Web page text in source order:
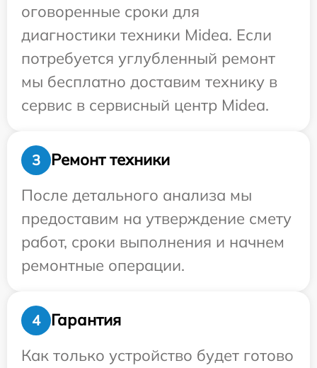
оговоренные сроки для
диагностики техники Midea. Если
потребуется углубленный ремонт
мы бесплатно доставим технику в
сервис в сервисный центр Midea.
3
Ремонт техники
После детального анализа мы
предоставим на утверждение смету
работ, сроки выполнения и начнем
ремонтные операции.
4
Гарантия
Как только устройство будет готово